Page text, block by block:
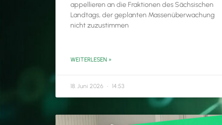
appellieren an die Fraktionen des Sächsischen
Landtags, der geplanten Massenüberwachung
nicht zuzustimmen
WEITERLESEN »
18. Juni 2026 14:53